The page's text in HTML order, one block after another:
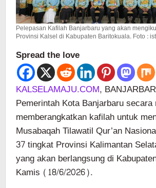
Pelepasan Kafilah Banjarbaru yang akan
Provinsi Kalsel di Kabupaten Baritokuala. Foto :
Spread the love
KALSELAMAJU.COM,
Pemerintah Kota Banjarbaru secara
memberangkatkan kafilah untuk
Musabaqah Tilawatil Qur’an
37 tingkat Provinsi Kalimantan
yang akan berlangsung di
Kamis (18/6/2026).